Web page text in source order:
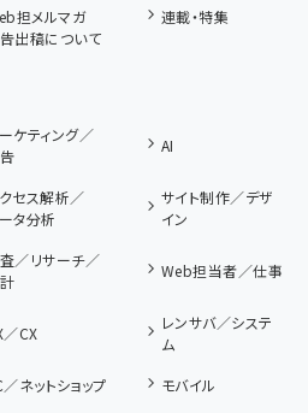
担メルマガ
連載・特集
出稿について
ケティング／
AI
セス解析／
タ分析
サイト制作／デザ
イン
／リサーチ／
Web担当者／仕事
／CX
レンサバ／システ
ム
ネットショップ
モバイル